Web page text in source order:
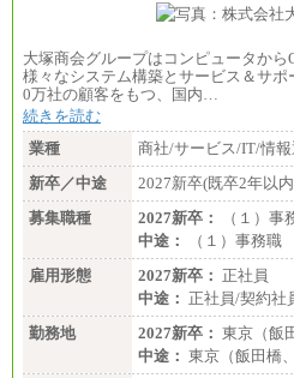
※試用期間中の条件
大塚商会グループはコンピュータか
様々なシステム構築とサービス＆サ
0万社の顧客をもつ、国内…
続きを読む
業種
商社/サービス/IT/情
新卒／中途
2027新卒(既卒2年以
募集職種
2027新卒：
（１）
中途：
（１）事務
雇用形態
2027新卒： 正社員
中途： 正社員/契約社
勤務地
2027新卒： 東京（飯
中途： 東京（飯田橋